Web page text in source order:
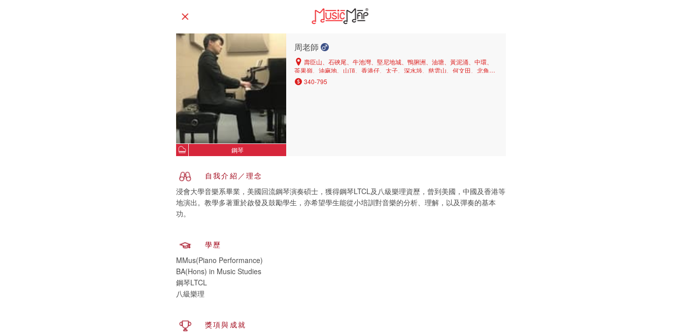
鋼琴
周老師
壽臣山、石硤尾、牛池灣、堅尼地城、鴨脷洲、油塘、黃泥涌、中環、
茶果嶺、油麻地、山頂、香港仔、太子、深水埗、慈雲山、何文田、北角、
旺角、渣甸山、沙田、跑馬地、荔枝角、西半山、長沙灣、灣仔北、銅鑼
灣、天后、橫頭磡、新蒲崗、馬鞍山、西貢、又一村、將軍澳、美孚、大
340-795
自我介紹／理念
浸會大學音樂系畢業，美國回流鋼琴演奏碩士，獲得鋼琴LTCL及八級樂理資歷，曾到美國，中國及香港等
地演出。教學多著重於啟發及鼓勵學生，亦希望學生能從小培訓對音樂的分析、理解，以及彈奏的基本
功。
學歷
MMus(Piano Performance)
BA(Hons) in Music Studies
鋼琴LTCL
八級樂理
獎項與成就